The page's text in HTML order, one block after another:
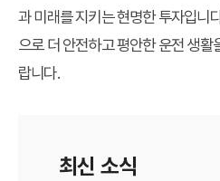
과 미래를 지키는 현명한 투자입니
으로 더 안전하고 평안한 운전 생
랍니다.
최신 소식